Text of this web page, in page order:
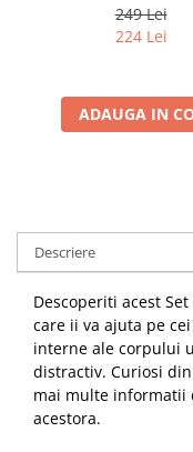
249 Lei
224 Lei
ADAUGA IN
Descriere
Descoperiti acest
care ii va ajuta pe
interne ale corpului
distractiv. Curiosi
mai multe informatii
acestora.